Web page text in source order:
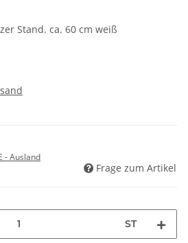
Stand. ca. 60 cm weiß
- Ausland
Frage zum Artikel
ST